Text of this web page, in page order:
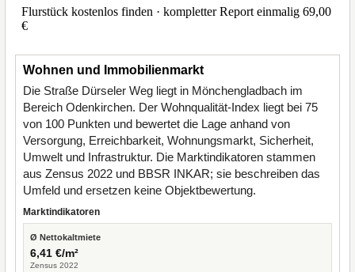
Wohnen und Immobilienmarkt
Die Straße Dürseler Weg liegt in Mönchengladbach im
Bereich Odenkirchen. Der Wohnqualität-Index liegt bei 75
von 100 Punkten und bewertet die Lage anhand von
Versorgung, Erreichbarkeit, Wohnungsmarkt, Sicherheit,
Umwelt und Infrastruktur. Die Marktindikatoren stammen
aus Zensus 2022 und BBSR INKAR; sie beschreiben das
Umfeld und ersetzen keine Objektbewertung.
Marktindikatoren
Ø Nettokaltmiete
6,41 €/m²
Zensus 2022